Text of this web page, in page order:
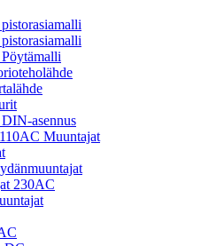
asennus
Muuntajat
230AC